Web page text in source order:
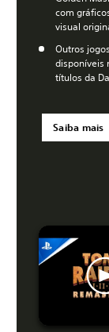
com
visual
Outros
disponíveis
títulos da
Saiba mais